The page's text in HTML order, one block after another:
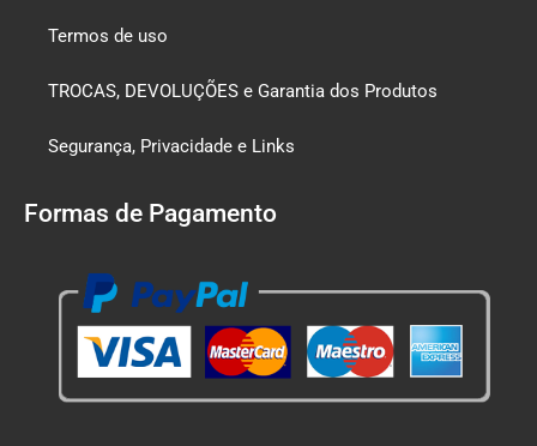
Termos de uso
TROCAS, DEVOLUÇÕES e Garantia dos Produtos
Segurança, Privacidade e Links
Formas de Pagamento